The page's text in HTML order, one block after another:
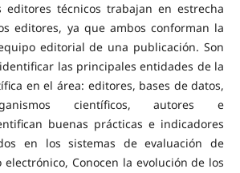
editores técnicos trabajan en estrecha
editores, ya que ambos conforman la
editorial de una publicación. Son
las principales entidades de la
en el área: editores, bases de datos,
científicos, autores e
buenas prácticas e indicadores
en los sistemas de evaluación de
Conocen la evolución de los